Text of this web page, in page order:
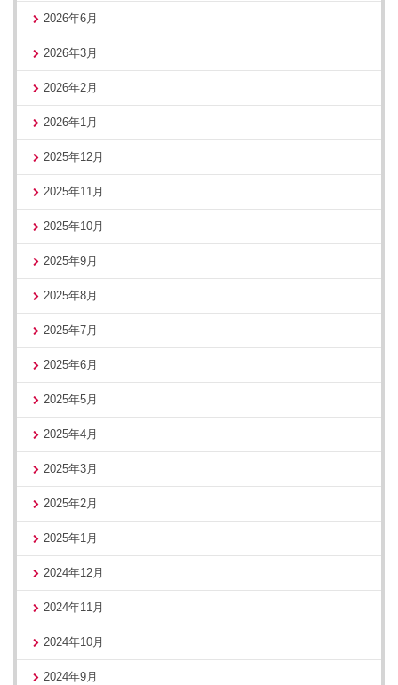
2026年6月
2026年3月
2026年2月
2026年1月
2025年12月
2025年11月
2025年10月
2025年9月
2025年8月
2025年7月
2025年6月
2025年5月
2025年4月
2025年3月
2025年2月
2025年1月
2024年12月
2024年11月
2024年10月
2024年9月